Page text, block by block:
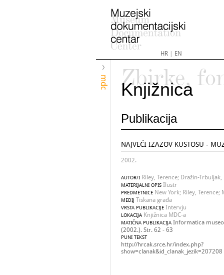
HR| EN
mdc
Zbirke,
Knjižnica
Publikacija
NAJVEĆI IZAZOV KUSTOSU -
2002.
AUTOR/I Riley, Terence; Dražin-Trbuljak,
MATERIJALNI OPIS Ilustr
PREDMETNICE New York; Riley, Terence;
MEDIJ Tiskana građa
VRSTA PUBLIKACIJE Intervju
LOKACIJA Knjižnica MDC-a
MATIČNA PUBLIKACIJA Informatica
(2002.). Str. 62 - 63
PUNI TEKST
http://hrcak.srce.hr/index.php?
show=clanak&id_clanak_jezik=207208